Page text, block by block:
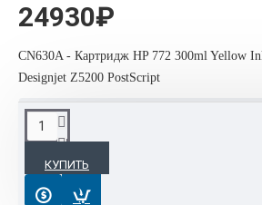
24930₽
CN630A - Картридж HP 772 300ml Yellow
Designjet Z5200 PostScript
КУПИТЬ
ОПИСАНИЕ
CN630A - Картридж HP 772 300ml Yellow
Designjet Z5200 PostScript